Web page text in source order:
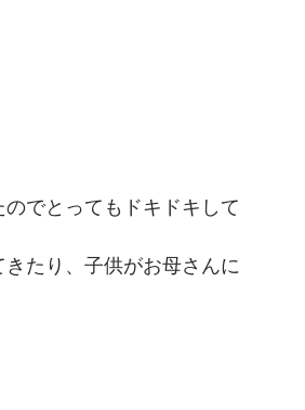
でとってもドキドキして
たり、子供がお母さんに